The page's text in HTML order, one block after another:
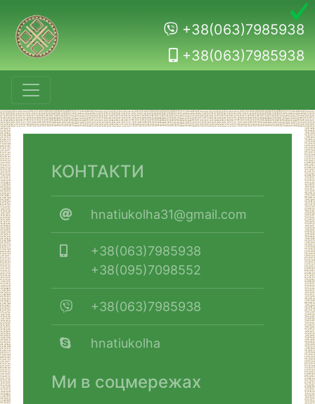
+38(063)7985938
+38(063)7985938
КОНТАКТИ
hnatiukolha31@gmail.com
+38(063)7985938
+38(095)7098552
+38(063)7985938
hnatiukolha
Ми в соцмережах